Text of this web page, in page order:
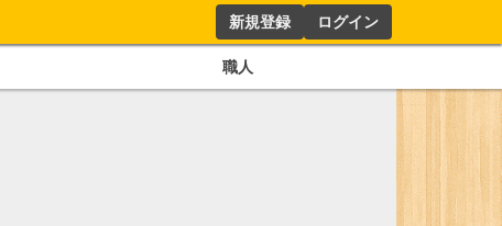
新規登録 ログイン
職人